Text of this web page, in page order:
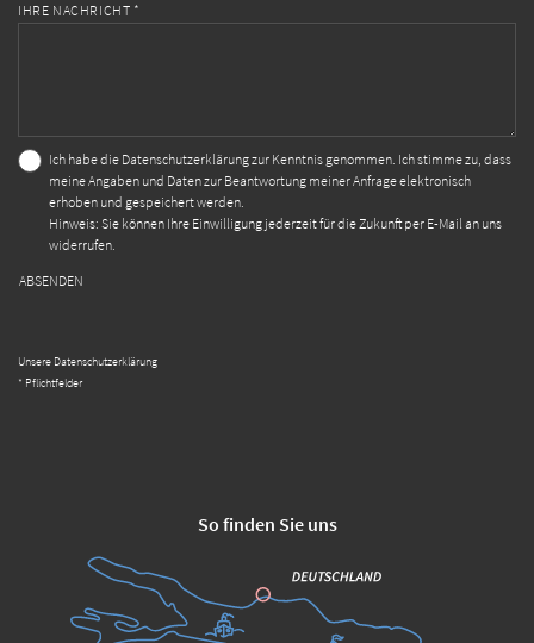
IHRE NACHRICHT *
Ich habe die Datenschutzerklärungzur Kenntnis genommen. Ich stimme zu, dass
meine Angaben und Daten zur Beantwortung meiner Anfrage elektronisch
erhoben und gespeichert werden.
Hinweis: Sie können Ihre Einwilligung jederzeit für die Zukunft per E-Mail an uns
widerrufen.
ABSENDEN
Unsere Datenschutzerklärung
* Pflichtfelder
So finden Sie uns